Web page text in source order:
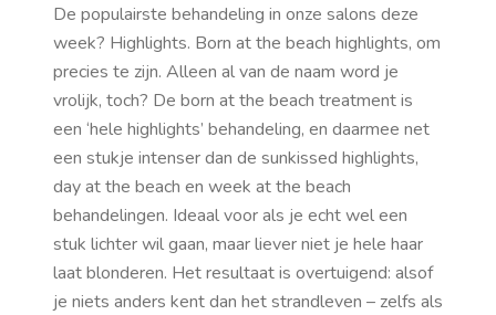
De populairste behandeling in onze salons deze
week? Highlights. Born at the beach highlights, om
precies te zijn. Alleen al van de naam word je
vrolijk, toch? De born at the beach treatment is
een ‘hele highlights’ behandeling, en daarmee net
een stukje intenser dan de sunkissed highlights,
day at the beach en week at the beach
behandelingen. Ideaal voor als je echt wel een
stuk lichter wil gaan, maar liever niet je hele haar
laat blonderen. Het resultaat is overtuigend: alsof
je niets anders kent dan het strandleven – zelfs als